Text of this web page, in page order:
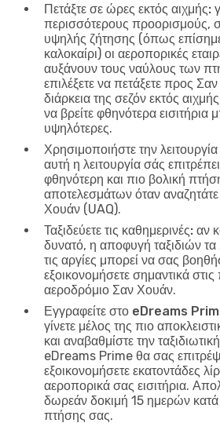
Πετάξτε σε ώρες εκτός αιχμής:
περισσότερους προορισμούς,
υψηλής ζήτησης (όπως
καλοκαίρι) οι αεροπορικές
αυξάνουν τους ναύλους των
επιλέξετε να πετάξετε προς
διάρκεια της σεζόν εκτός
να βρείτε φθηνότερα εισιτήρια
υψηλότερες.
Χρησιμοποιήστε την
αυτή η λειτουργία σάς
φθηνότερη και πιο βολική
αποτελεσμάτων όταν
Χουάν (UAQ).
Ταξιδεύετε τις καθημερινές: αν
δυνατό, η αποφυγή ταξιδιών τα
τις αργίες μπορεί να σας
εξοικονομήσετε σημαντικά
αεροδρόμιο Σαν Χουάν.
Εγγραφείτε στο eDreams
γίνετε μέλος της πιο
και αναβαθμίστε την
eDreams Prime θα σας
εξοικονομήσετε εκατοντάδες
αεροπορικά σας εισιτήρια.
δωρεάν δοκιμή 15 ημερών κατά
πτήσης σας.